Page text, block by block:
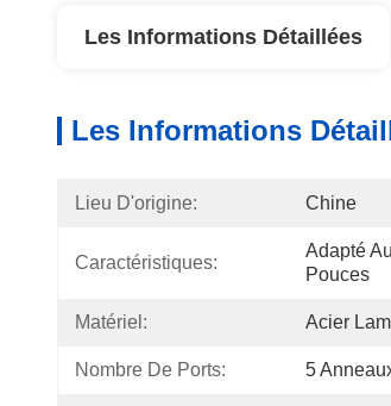
Les Informations Détaillées
Les Informations
Lieu D'origine: Chine
Caractéristiques:
Adapté
Pouces
Matériel: Acier
Nombre De Ports: 5